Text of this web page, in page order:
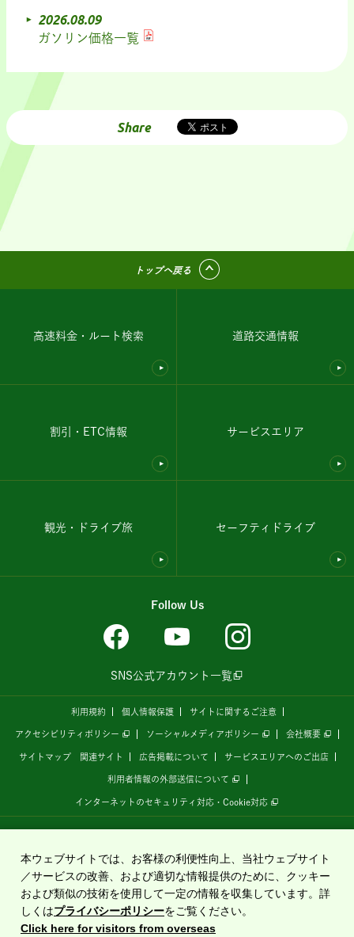
2026.08.09
ガソリン価格一覧
Share
トップへ戻る
高速料金・ルート検索 道路交通情報
割引・ETC情報 サービスエリア
観光・ドライブ旅 セーフティドライブ
Follow Us
SNS公式アカウント一覧
利用規約 個人情報保護 サイトに関するご注意
アクセシビリティポリシー ソーシャルメディアポリシー 会社概要
サイトマップ 関連サイト 広告掲載について サービスエリアへのご出店
利用者情報の外部送信について
インターネットのセキュリティ対応・Cookie対応
運営しています。
Copyright©2020 East Nippon Expressway Company Limited
All Rights Reserved.
本ウェブサイトでは、お客様の利便性向上、当社ウェブサイト
／サービスの改善、および適切な情報提供のために、クッキー
および類似の技術を使用して一定の情報を収集しています。詳
しくはプライバシーポリシーをご覧ください。
Click here for visitors from overseas